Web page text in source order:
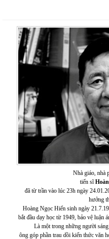
Nhà giáo, nhà
tiến sĩ
đã từ trần vào lúc 23h ngày
hưởng
Hoàng Ngọc Hiến sinh ngày
bắt đầu dạy học từ 1949, bảo vệ luận
Là một trong những người
ông góp phần trau dồi kiến thức văn